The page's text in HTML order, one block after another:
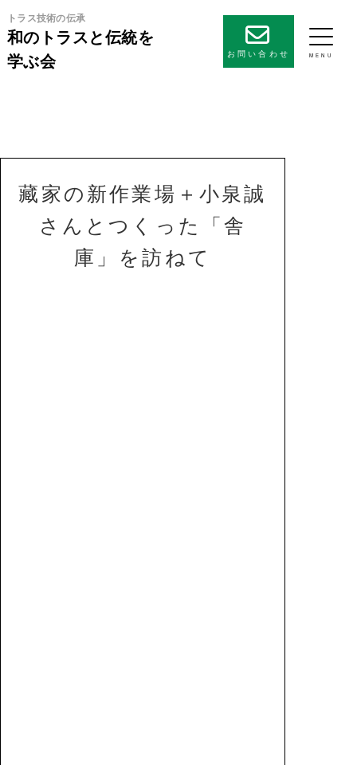
トラス技術の伝承
和のトラスと伝統を
学ぶ会
お問い合わせ
藏家の新作業場＋小泉誠
さんとつくった「舎
庫」を訪ねて